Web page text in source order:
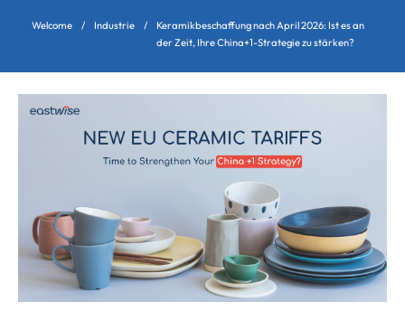
Welcome / Industrie /
Keramikbeschaffung nach April 2026: Ist es an
der Zeit, Ihre China+1-Strategie zu stärken?